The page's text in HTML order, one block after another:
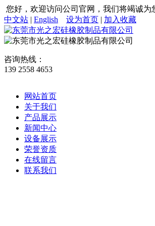
您好，欢迎访问公司官网，我们将竭诚为
中文站 | English 设为首页 | 加入收藏
咨询热线：
139 2558 4653
网站首页
关于我们
产品展示
新闻中心
设备展示
荣誉资质
在线留言
联系我们